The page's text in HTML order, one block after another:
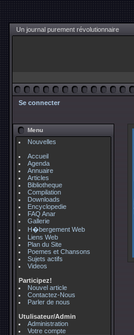
Un journal purement révolutionnaire
Se connecter
Menu
Nouvelles
Accueil
Agenda
Annuaire
Articles
Bibliotheque
Compilation
Downloads
Encyclopedie
FAQ Anar
Gallerie
H�bergement Web
Liens Web
Plan du Site
Poemes et Chansons
Sujets actifs
Videos
Participez!
Nouvel article
Contactez-Nous
Parler de nous
Utulisateur/Admin
Administration
Votre compte